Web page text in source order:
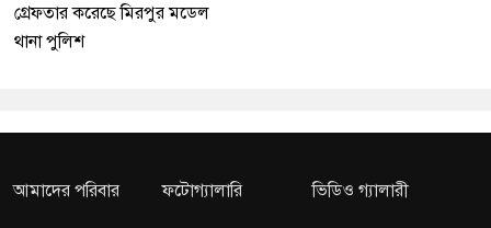
গ্রেফতার করেছে মিরপুর মডেল
থানা পুলিশ
আমাদের পরিবার ফটোগ্যালারি ভিডিও গ্যালারী